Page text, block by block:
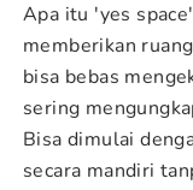
Apa itu 'yes
memberikan
bisa bebas
sering
Bisa dimulai
secara mandiri